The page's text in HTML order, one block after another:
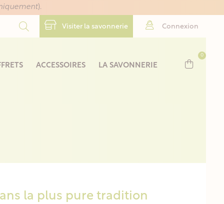
).
Visiter la savonnerie Connexion
ACCESSOIRES LA SAVONNERIE
0
la plus pure tradition